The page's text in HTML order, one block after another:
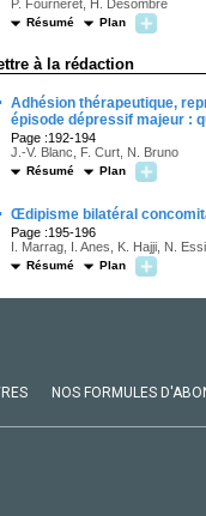
P. Fourneret, H. Desombre
Résumé Plan
à la rédaction
Adhésion thérapeutique,
épisode dépressif majeur :
Page :192-194
J.-V. Blanc, F. Curt, N. Bruno
Résumé Plan
Œdipisme bilatéral
Page :195-196
I. Marrag, I. Anes, K. Hajji, N.
Résumé Plan
NOS FORMULES